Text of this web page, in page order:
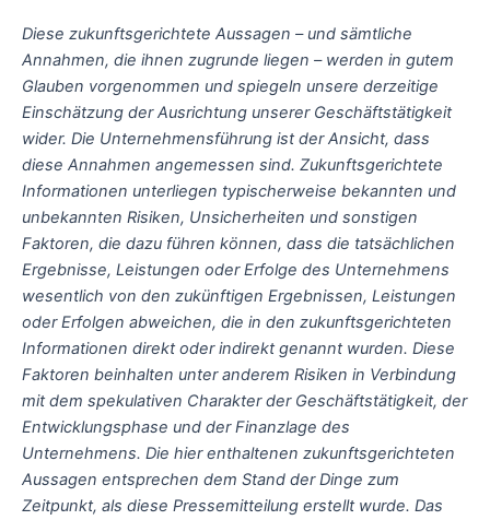
Diese zukunftsgerichtete Aussagen – und sämtliche
Annahmen, die ihnen zugrunde liegen – werden in gutem
Glauben vorgenommen und spiegeln unsere derzeitige
Einschätzung der Ausrichtung unserer Geschäftstätigkeit
wider. Die Unternehmensführung ist der Ansicht, dass
diese Annahmen angemessen sind. Zukunftsgerichtete
Informationen unterliegen typischerweise bekannten und
unbekannten Risiken, Unsicherheiten und sonstigen
Faktoren, die dazu führen können, dass die tatsächlichen
Ergebnisse, Leistungen oder Erfolge des Unternehmens
wesentlich von den zukünftigen Ergebnissen, Leistungen
oder Erfolgen abweichen, die in den zukunftsgerichteten
Informationen direkt oder indirekt genannt wurden. Diese
Faktoren beinhalten unter anderem Risiken in Verbindung
mit dem spekulativen Charakter der Geschäftstätigkeit, der
Entwicklungsphase und der Finanzlage des
Unternehmens. Die hier enthaltenen zukunftsgerichteten
Aussagen entsprechen dem Stand der Dinge zum
Zeitpunkt, als diese Pressemitteilung erstellt wurde. Das